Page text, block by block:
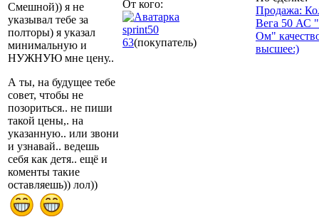
Смешной)) я не
указывал тебе за
полторы) я указал
минимальную и
НУЖНУЮ мне цену..
А ты, на будущее тебе
совет, чтобы не
позориться.. не пиши
такой цены,. на
указанную.. или звони
и узнавай.. ведешь
себя как детя.. ещё и
коменты такие
оставляешь)) лол))
От кого:
sprint50
63(покупатель)
Продажа:
Вега 50 АС
Ом"
высшее:)